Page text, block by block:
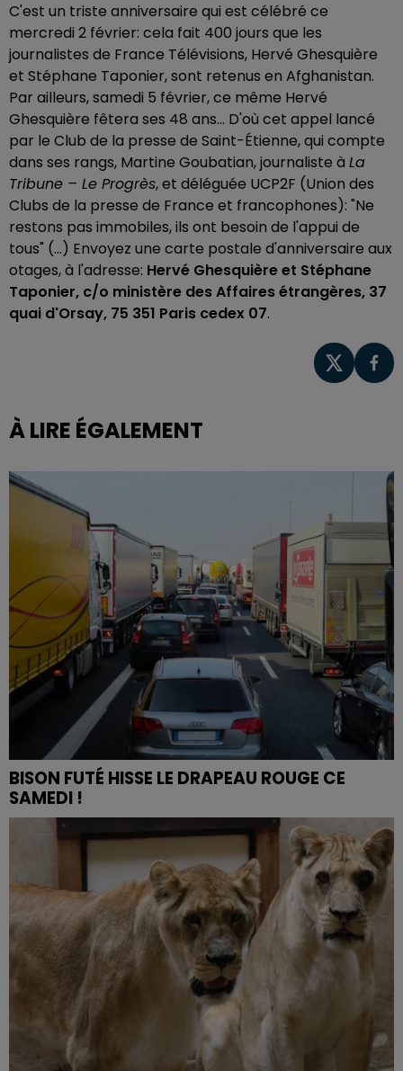
C'est un triste anniversaire qui est célébré ce
mercredi 2 février: cela fait 400 jours que les
journalistes de France Télévisions, Hervé Ghesquière
et Stéphane Taponier, sont retenus en Afghanistan.
Par ailleurs, samedi 5 février, ce même Hervé
Ghesquière fêtera ses 48 ans... D'où cet appel lancé
par le Club de la presse de Saint-Étienne, qui compte
dans ses rangs, Martine Goubatian, journaliste à La
Tribune – Le Progrès, et déléguée UCP2F (Union des
Clubs de la presse de France et francophones): "Ne
restons pas immobiles, ils ont besoin de l'appui de
tous" (...) Envoyez une carte postale d'anniversaire aux
otages, à l'adresse: Hervé Ghesquière et Stéphane
Taponier, c/o ministère des Affaires étrangères, 37
quai d'Orsay, 75 351 Paris cedex 07.
À LIRE ÉGALEMENT
BISON FUTÉ HISSE LE DRAPEAU ROUGE CE
SAMEDI !